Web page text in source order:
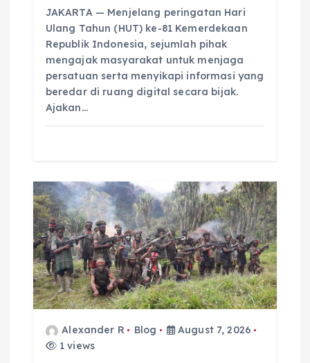
JAKARTA — Menjelang peringatan Hari
Ulang Tahun (HUT) ke-81 Kemerdekaan
Republik Indonesia, sejumlah pihak
mengajak masyarakat untuk menjaga
persatuan serta menyikapi informasi yang
beredar di ruang digital secara bijak.
Ajakan…
Alexander R Blog
August 7, 2026
1 views